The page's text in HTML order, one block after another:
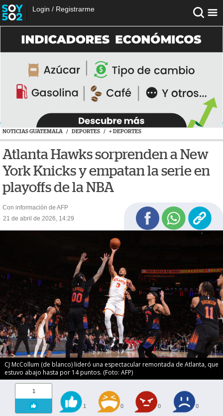
Login / Registrarme
NOTICIAS GUATEMALA / DEPORTES / + DEPORTES
Atlanta Hawks sorprenden a New
York Knicks y empatan la serie en
playoffs de la NBA
Con información de AFP
21 de abril de 2026, 14:29
CJ McCollum (de blanco) lideró una espectacular remontada de Atlanta, que
estuvo abajo hasta por 14 puntos. (Foto: AFP)
1
1 0 0 0